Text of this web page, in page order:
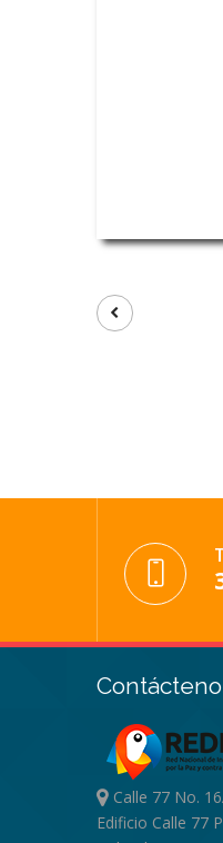
Calle 77 No.
Edificio Calle 77